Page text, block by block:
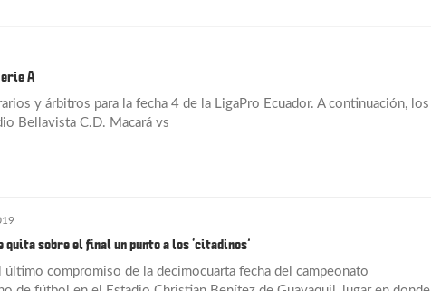
A
y árbitros para la fecha 4 de la LigaPro Ecuador. A continuación, los
Bellavista C.D. Macará vs
quita sobre el final un punto a los ‘citadinos’
último compromiso de la decimocuarta fecha del campeonato